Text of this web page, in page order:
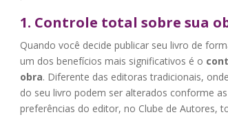
1. Controle total sobre sua
Quando você decide publicar seu livro de
um dos benefícios mais significativos é o
obra. Diferente das editoras tradicionais,
do seu livro podem ser alterados conforme
preferências do editor, no Clube de Autores,